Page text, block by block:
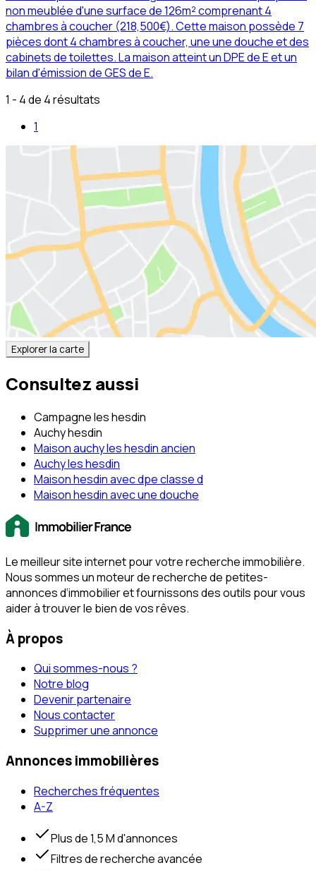
non meublée d'une surface de 126m² comprenant 4
chambres à coucher (218,500€). Cette maison possède 7
pièces dont 4 chambres à coucher, une une douche et des
cabinets de toilettes. La maison atteint un DPE de E et un
bilan d'émission de GES de E.
1 - 4 de 4 résultats
1
Explorer la carte
Consultez aussi
Campagne les hesdin
Auchy hesdin
Maison auchy les hesdin ancien
Auchy les hesdin
Maison hesdin avec dpe classe d
Maison hesdin avec une douche
Le meilleur site internet pour votre recherche immobilière.
Nous sommes un moteur de recherche de petites-
annonces d‘immobilier et fournissons des outils pour vous
aider à trouver le bien de vos rêves.
À propos
Qui sommes-nous ?
Notre blog
Devenir partenaire
Nous contacter
Supprimer une annonce
Annonces immobilières
Recherches fréquentes
A-Z
Plus de 1,5 M d'annonces
Filtres de recherche avancée